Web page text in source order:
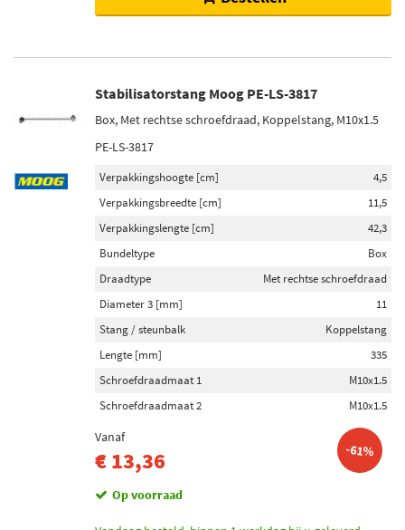
Stabilisatorstang Moog PE-LS-3817
Box, Met rechtse schroefdraad, Koppelstang, M10x1.5
PE-LS-3817
Verpakkingshoogte [cm]
4,5
Verpakkingsbreedte [cm]
11,5
Verpakkingslengte [cm]
42,3
Bundeltype
Box
Draadtype
Met rechtse schroefdraad
Diameter 3 [mm]
11
Stang / steunbalk
Koppelstang
Lengte [mm]
335
Schroefdraadmaat 1
M10x1.5
Schroefdraadmaat 2
M10x1.5
Vanaf
€ 13,36 -61%
Op voorraad